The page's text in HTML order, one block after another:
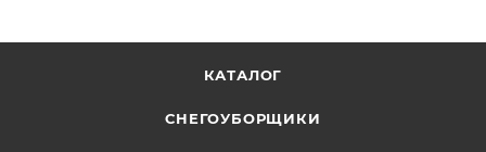
КАТАЛОГ
СНЕГОУБОРЩИКИ